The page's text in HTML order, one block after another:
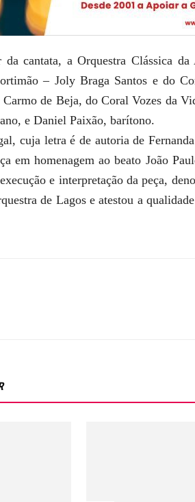
cantata, a Orquestra Clássica
– Joly Braga Santos e do
Carmo de Beja, do Coral Vozes da
e Daniel Paixão, barítono.
cuja letra é de autoria de
em homenagem ao beato João
e interpretação da peça,
de Lagos e atestou a